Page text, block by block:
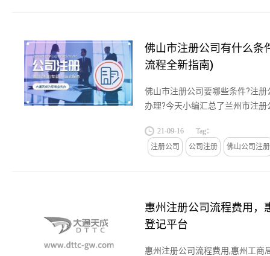
佛山市注册公司有什么条
流程全新指南)
佛山市注册公司要哪些条件?注
办理?今天小编汇总了兰州市注册
21-09-16
Tag：
注册公司
公司注册 佛山公司注册
惠州注册公司流程费用，
登记平台
惠州注册公司流程费用,惠州工商